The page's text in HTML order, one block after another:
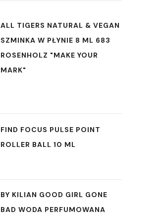
ALL TIGERS NATURAL & VEGAN
SZMINKA W PŁYNIE 8 ML 683
ROSENHOLZ "MAKE YOUR
MARK"
FIND FOCUS PULSE POINT
ROLLER BALL 10 ML
BY KILIAN GOOD GIRL GONE
BAD WODA PERFUMOWANA